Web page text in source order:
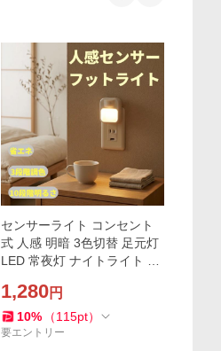
センサーライト コンセント
式 人感 明暗 3色切替 足元灯
LED 常夜灯 ナイトライト 屋
室 授乳 薄型 小型 省エネ 防
犯 停電対策
1,280円
10% （115pt）
要エントリー